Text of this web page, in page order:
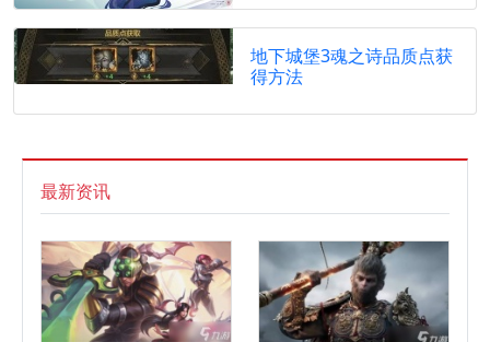
地下城堡3魂之诗品质点获
得方法
最新资讯